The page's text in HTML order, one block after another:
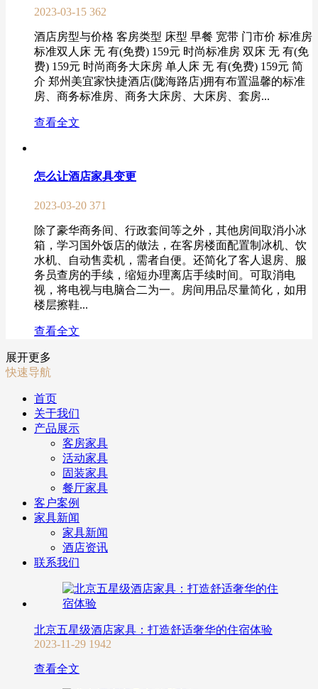
2023-03-15 362
酒店房型与价格 客房类型 床型 早餐 宽带 门市价 标准房
标准双人床 无 有(免费) 159元 时尚标准房 双床 无 有(免
费) 159元 时尚商务大床房 单人床 无 有(免费) 159元 简
介 郑州美宜家快捷酒店(陇海路店)拥有布置温馨的标准
房、商务标准房、商务大床房、大床房、套房...
查看全文
怎么让酒店家具变更
2023-03-20 371
除了豪华商务间、行政套间等之外，其他房间取消小冰
箱，学习国外饭店的做法，在客房楼面配置制冰机、饮
水机、自动售卖机，需者自便。还简化了客人退房、服
务员查房的手续，缩短办理离店手续时间。可取消电
视，将电视与电脑合二为一。房间用品尽量简化，如用
楼层擦鞋...
查看全文
展开更多
快速导航
首页
关于我们
产品展示
客房家具
活动家具
固装家具
餐厅家具
客户案例
家具新闻
家具新闻
酒店资讯
联系我们
北京五星级酒店家具：打造舒适奢华的住宿体验
2023-11-29 1942
查看全文